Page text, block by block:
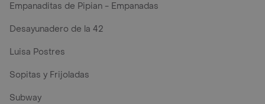
Empanaditas de Pipian - Empanadas
Desayunadero de la 42
Luisa Postres
Sopitas y Frijoladas
Subway